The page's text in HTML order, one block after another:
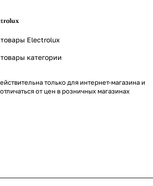
Electrolux
категории
только для интернет-магазина и
от цен в розничных магазинах